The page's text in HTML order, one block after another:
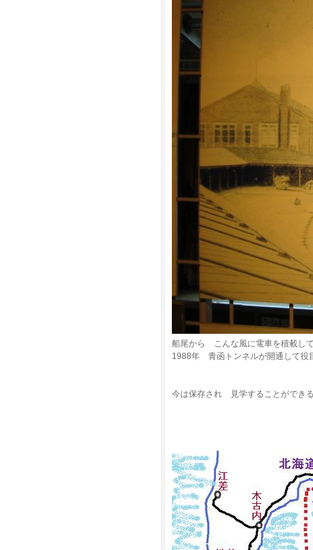
船尾から こんな風に電車を積載し
1988年 青函トンネルが開通して役
今は保存され 見学することができ